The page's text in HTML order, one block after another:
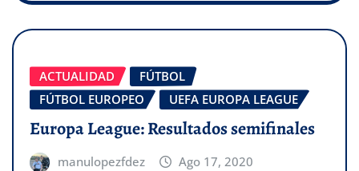
ACTUALIDAD
FÚTBOL
FÚTBOL EUROPEO
UEFA EUROPA LEAGUE
Europa League: Resultados semifinales
manulopezfdez Ago 17, 2020